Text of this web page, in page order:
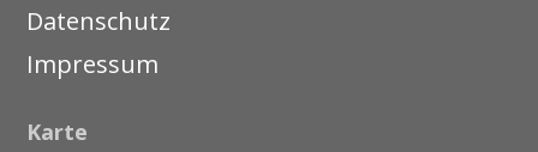
Datenschutz
Impressum
Karte